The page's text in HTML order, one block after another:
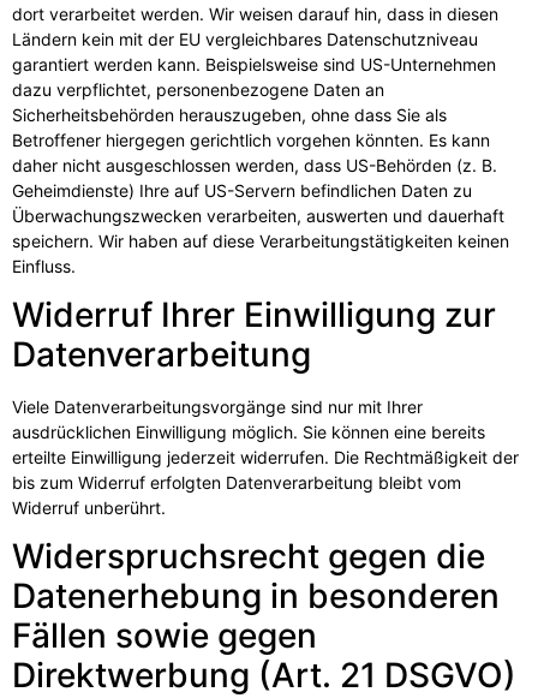
dort verarbeitet werden. Wir weisen darauf hin, dass in diesen
Ländern kein mit der EU vergleichbares Datenschutzniveau
garantiert werden kann. Beispielsweise sind US-Unternehmen
dazu verpflichtet, personenbezogene Daten an
Sicherheitsbehörden herauszugeben, ohne dass Sie als
Betroffener hiergegen gerichtlich vorgehen könnten. Es kann
daher nicht ausgeschlossen werden, dass US-Behörden (z. B.
Geheimdienste) Ihre auf US-Servern befindlichen Daten zu
Überwachungszwecken verarbeiten, auswerten und dauerhaft
speichern. Wir haben auf diese Verarbeitungstätigkeiten keinen
Einfluss.
Widerruf Ihrer Einwilligung zur
Datenverarbeitung
Viele Datenverarbeitungsvorgänge sind nur mit Ihrer
ausdrücklichen Einwilligung möglich. Sie können eine bereits
erteilte Einwilligung jederzeit widerrufen. Die Rechtmäßigkeit der
bis zum Widerruf erfolgten Datenverarbeitung bleibt vom
Widerruf unberührt.
Widerspruchsrecht gegen die
Datenerhebung in besonderen
Fällen sowie gegen
Direktwerbung (Art. 21 DSGVO)